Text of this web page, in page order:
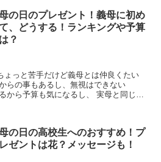
の日のプレゼント！義母に初め
、どうする！ランキングや予算
は？
ょっと苦手だけど義母とは仲良くたい
らの事もあるし、無視はできない
ら予算も気になるし、 実母と同じで
の日の高校生へのおすすめ！プ
レゼントは花？メッセージも！